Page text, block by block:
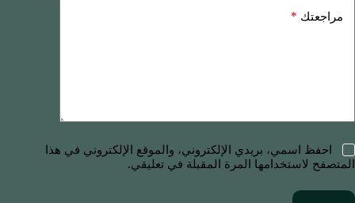
مراجعتك *
احفظ اسمي، بريدي الإلكتروني، والموقع الإلكتروني في هذا
المتصفح لاستخدامها المرة المقبلة في تعليقي.